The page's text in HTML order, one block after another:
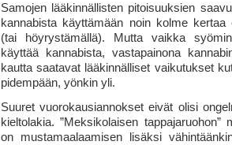
Samojen lääkinnällisten pitoisuuksien
kannabista käyttämään noin kolme kertaa
(tai höyrystämällä). Mutta vaikka
käyttää kannabista, vastapainona
kautta saatavat lääkinnälliset vaikutukset
pidempään, yönkin yli.
Suuret vuorokausiannokset eivät olisi
kieltolakia. ”Meksikolaisen tappajaruohon”
on mustamaalaamisen lisäksi